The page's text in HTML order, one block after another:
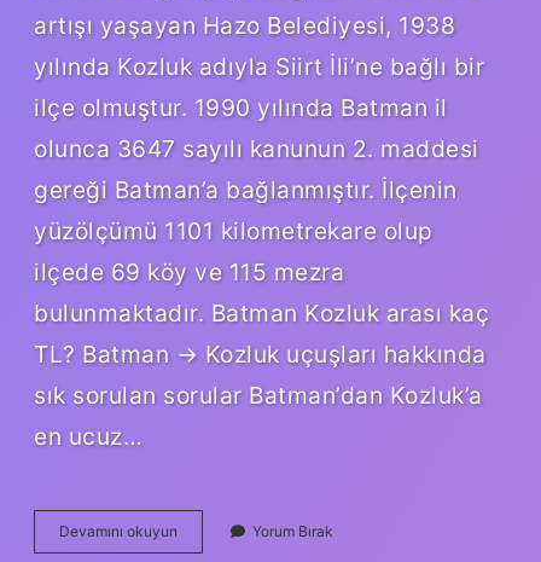
artışı yaşayan Hazo Belediyesi, 1938
yılında Kozluk adıyla Siirt İli’ne bağlı bir
ilçe olmuştur. 1990 yılında Batman il
olunca 3647 sayılı kanunun 2. maddesi
gereği Batman’a bağlanmıştır. İlçenin
yüzölçümü 1101 kilometrekare olup
ilçede 69 köy ve 115 mezra
bulunmaktadır. Batman Kozluk arası kaç
TL? Batman → Kozluk uçuşları hakkında
sık sorulan sorular Batman’dan Kozluk’a
en ucuz…
Devamını okuyun
Nasil
Yorum Bırak